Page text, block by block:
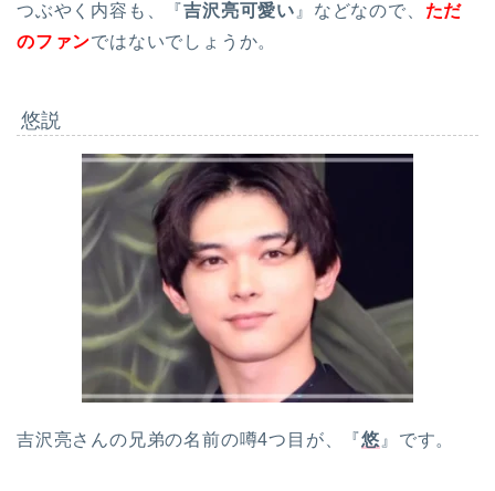
つぶやく内容も、『吉沢亮可愛い 』などなので、 ただ
のファンではないでしょうか。
悠説
吉沢亮さんの兄弟の名前の噂4つ目が、『悠 』です。